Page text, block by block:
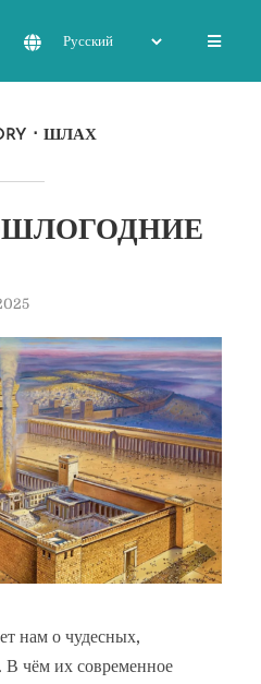
ШЛАХ
нам о чудесных,
чём их современное